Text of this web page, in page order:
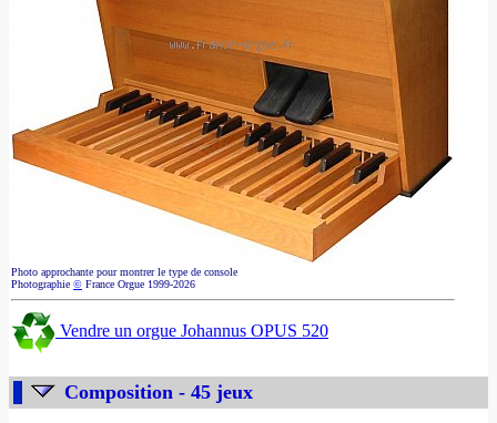
Photo approchante pour montrer le type de console
Photographie © France Orgue 1999-2026
Vendre un orgue Johannus OPUS 520
Composition - 45 jeux